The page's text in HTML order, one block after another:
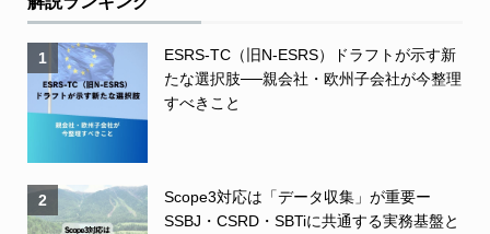
1
ESRS-TC（旧N-ESRS）ドラフトが示す新
たな選択肢──親会社・欧州子会社が今整理
すべきこと
2
Scope3対応は「データ収集」が重要ー
SSBJ・CSRD・SBTiに共通する実務基盤と